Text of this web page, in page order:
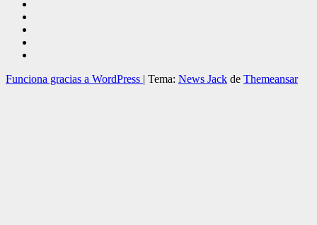
Funciona gracias a WordPress | Tema: News Jack de Themeansar